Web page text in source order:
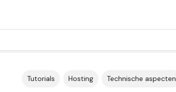
Tutorials Hosting Technische aspecten